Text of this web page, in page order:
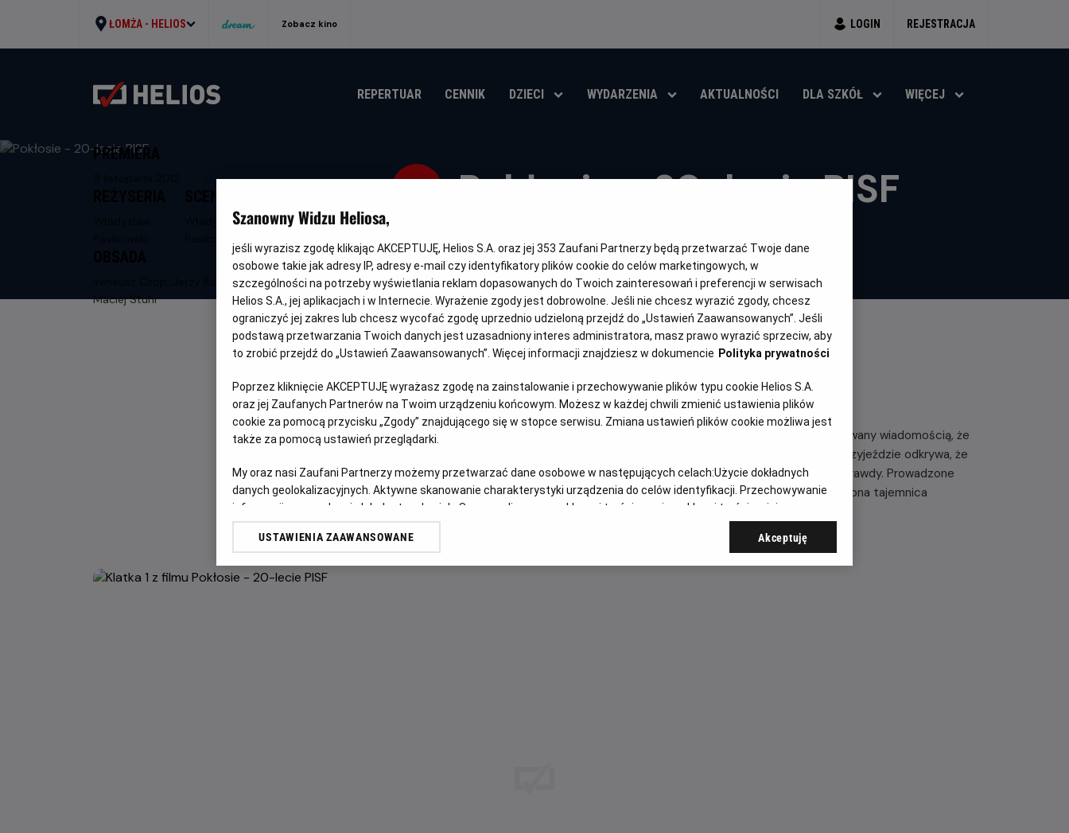
ŁOMŻA - HELIOS Zobacz kino LOGIN REJESTRACJA
REPERTUAR CENNIK DZIECI WYDARZENIA AKTUALNOŚCI DLA SZKÓŁ WIĘCEJ
Pokłosie - 20-lecie PISF
tytuł
wiek
trwania
i
rok
produkcji
OBSERWUJ
PREMIERA
Władysław
Ireneusz Czop, Jerzy Radziwiłowicz,
Maciej Stuhr
FILM POLSKI
OPIS FILMU
Franciszek Kalina (Ireneusz Czop) po latach emigracji przyjeżdża do Polski, zaalarmowany wiadomością, że
jego młodszy brat (Maciej Stuhr) popadł w konflikt z mieszkańcami swojej wsi. Po przyjeździe odkrywa, że
przyczyną jest mroczna tajemnica sprzed lat. Skłóceni od lat bracia próbują dojść prawdy. Prowadzone
przez nich śledztwo zaostrza konflikt, który przeradza się w otwartą agresję. Ujawniona tajemnica
Szanowny Widzu Heliosa,
jeśli wyrazisz zgodę klikając AKCEPTUJĘ, Helios S.A. oraz jej 353 Zaufani Partnerzy będą przetwarzać Twoje dane
osobowe takie jak adresy IP, adresy e-mail czy identyfikatory plików cookie do celów marketingowych, w
szczególności na potrzeby wyświetlania reklam dopasowanych do Twoich zainteresowań i preferencji w serwisach
Helios S.A., jej aplikacjach i w Internecie. Wyrażenie zgody jest dobrowolne. Jeśli nie chcesz wyrazić zgody, chcesz
ograniczyć jej zakres lub chcesz wycofać zgodę uprzednio udzieloną przejdź do „Ustawień Zaawansowanych”. Jeśli
podstawą przetwarzania Twoich danych jest uzasadniony interes administratora, masz prawo wyrazić sprzeciw, aby
to zrobić przejdź do „Ustawień Zaawansowanych”. Więcej informacji znajdziesz w dokumencie Polityka prywatności
Poprzez kliknięcie AKCEPTUJĘ wyrażasz zgodę na zainstalowanie i przechowywanie plików typu cookie Helios S.A.
oraz jej Zaufanych Partnerów na Twoim urządzeniu końcowym. Możesz w każdej chwili zmienić ustawienia plików
cookie za pomocą przycisku „Zgody” znajdującego się w stopce serwisu. Zmiana ustawień plików cookie możliwa jest
także za pomocą ustawień przeglądarki.
My oraz nasi Zaufani Partnerzy możemy przetwarzać dane osobowe w następujących celach:Użycie dokładnych
danych geolokalizacyjnych. Aktywne skanowanie charakterystyki urządzenia do celów identyfikacji. Przechowywanie
informacji na urządzeniu lub dostęp do nich. Spersonalizowane reklamy i treści, pomiar reklam i treści, opinie
odbiorców i ulepszanie usług.
Lista Zaufanych Partnerów
USTAWIENIA ZAAWANSOWANE Akceptuję